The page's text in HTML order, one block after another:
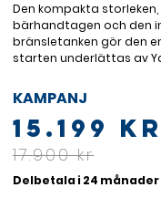
Den kompakta
bärhandtagen och den
bränsletanken gör den
starten underlättas av
handhavande och låga
vibrationsnivåer i
pålitlighet är standard.
Så för familjer som
sjön, eller för
praktisk extramotor
KAMPANJ
17.900 kr
15.199 kr
Delbetala i 24